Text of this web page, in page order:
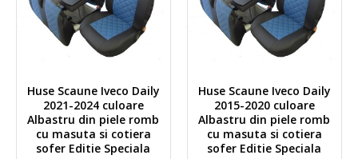
Huse Scaune Iveco Daily
2021-2024 culoare
Albastru din piele romb
cu masuta si cotiera
sofer Editie Speciala
Huse Scaune Iveco Daily
2015-2020 culoare
Albastru din piele romb
cu masuta si cotiera
sofer Editie Speciala